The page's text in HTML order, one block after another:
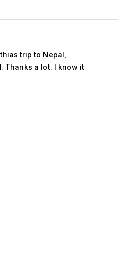
trip to Nepal,
Thanks a lot. I know it